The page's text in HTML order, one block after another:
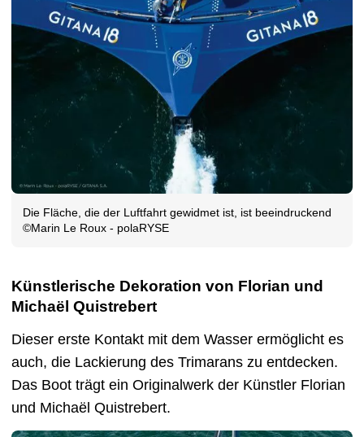
Die Fläche, die der Luftfahrt gewidmet ist, ist beeindruckend
©Marin Le Roux - polaRYSE
Künstlerische Dekoration von Florian und
Michaël Quistrebert
Dieser erste Kontakt mit dem Wasser ermöglicht es
auch, die Lackierung des Trimarans zu entdecken.
Das Boot trägt ein Originalwerk der Künstler Florian
und Michaël Quistrebert.